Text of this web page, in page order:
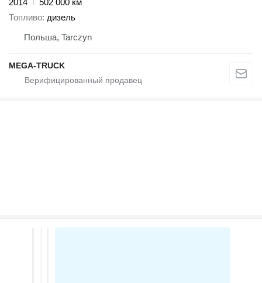
Топливо дизель
Польша, Tarczyn
MEGA-TRUCK